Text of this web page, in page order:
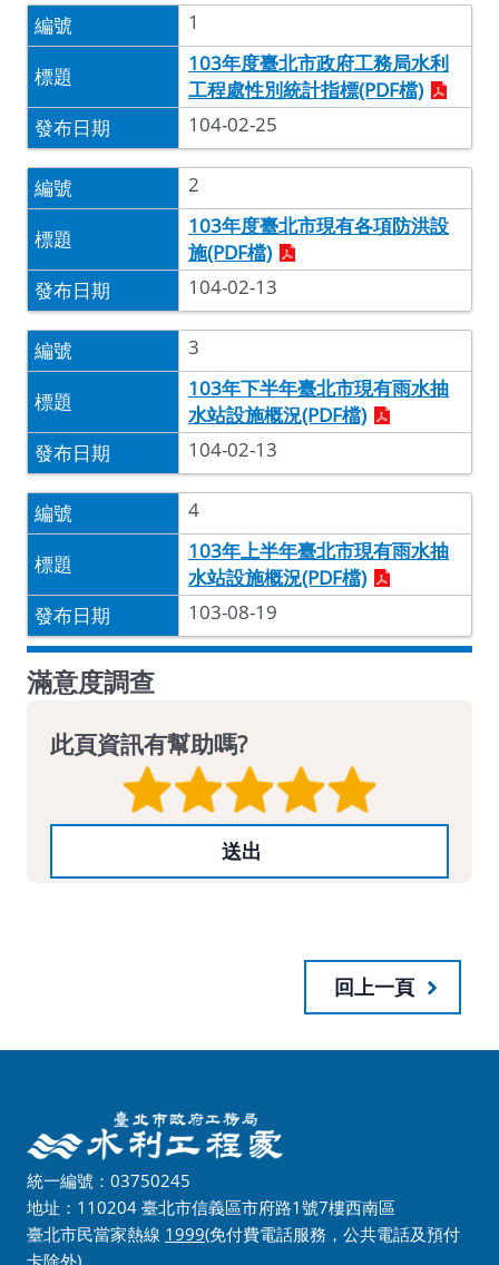
1
103年度臺北市政府工務局水利
工程處性別統計指標(PDF檔)
104-02-25
2
103年度臺北市現有各項防洪設
施(PDF檔)
104-02-13
3
103年下半年臺北市現有雨水抽
水站設施概況(PDF檔)
104-02-13
4
103年上半年臺北市現有雨水抽
水站設施概況(PDF檔)
103-08-19
滿意度調查
此頁資訊有幫助嗎?
回上一頁
統一編號：03750245
地址：110204 臺北市信義區市府路1號7樓西南區
臺北市民當家熱線 1999(免付費電話服務，公共電話及預付